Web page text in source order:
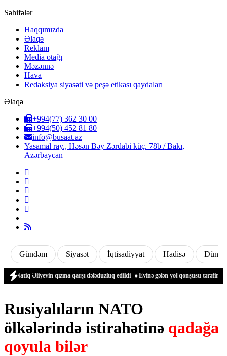
Səhifələr
Haqqımızda
Əlaqə
Reklam
Media otağı
Məzənnə
Hava
Redaksiya siyasəti və peşə etikası qaydaları
Əlaqə
+994(77) 362 30 00
+994(50) 452 81 80
info@busaat.az
Yasamal ray., Həsən Bəy Zərdabi küç. 78b / Bakı,
Azərbaycan
Gündəm Siyasət İqtisadiyyat Hadisə Dünya
Əliyevin qızına qarşı dələduzluq edildi Evinə gələn yol qonşusu tərəfindən zəbt
Rusiyalıların NATO
ölkələrində istirahətinə qadağa
qoyula bilər